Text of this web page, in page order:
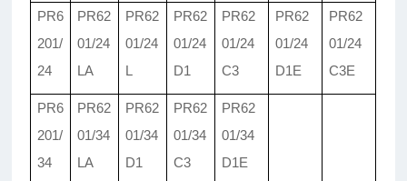
PR6
201/
24
PR62
01/24
LA
PR62
01/24
L
PR62
01/24
D1
PR62
01/24
C3
PR62
01/24
D1E
PR62
01/24
C3E
PR6
201/
34
PR62
01/34
LA
PR62
01/34
D1
PR62
01/34
C3
PR62
01/34
D1E